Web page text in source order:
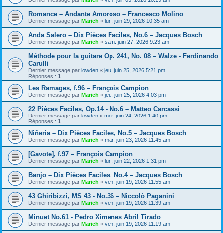
Romance – Andante Amoroso – Francesco Molino
Dernier message par Marieh « lun. juin 29, 2026 10:35 am
Anda Salero – Dix Pièces Faciles, No.6 – Jacques Bosch
Dernier message par Marieh « sam. juin 27, 2026 9:23 am
Méthode pour la guitare Op. 241, No. 08 – Walze - Ferdinando
Carulli
Dernier message par lowden « jeu. juin 25, 2026 5:21 pm
Réponses : 1
Les Ramages, f.96 – François Campion
Dernier message par Marieh « jeu. juin 25, 2026 4:03 pm
22 Pièces Faciles, Op.14 - No.6 – Matteo Carcassi
Dernier message par lowden « mer. juin 24, 2026 1:40 pm
Réponses : 1
Niñeria – Dix Pièces Faciles, No.5 – Jacques Bosch
Dernier message par Marieh « mar. juin 23, 2026 11:45 am
[Gavote], f.97 – François Campion
Dernier message par Marieh « lun. juin 22, 2026 1:31 pm
Banjo – Dix Pièces Faciles, No.4 – Jacques Bosch
Dernier message par Marieh « ven. juin 19, 2026 11:55 am
43 Ghiribizzi, MS 43 - No.36 – Niccolò Paganini
Dernier message par Marieh « ven. juin 19, 2026 11:39 am
Minuet No.61 - Pedro Ximenes Abril Tirado
Dernier message par Marieh « ven. juin 19, 2026 11:19 am